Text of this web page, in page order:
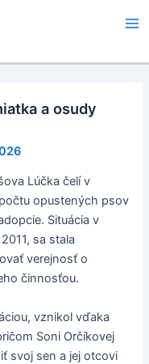
a osudy
Lúčka čelí v
opustených psov
Situácia v
sa stala
verejnosť o
činnosťou.
vznikol vďaka
Soni Orčíkovej
svoj sen a jej otcovi